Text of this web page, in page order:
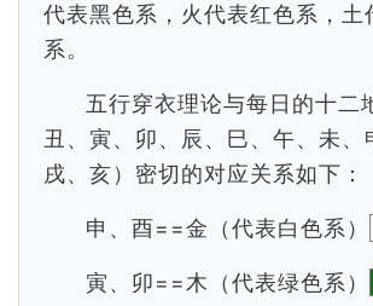
代表黑色系，火代表红色系，土
系。
五行穿衣理论与每日的十二
丑、寅、卯、辰、巳、午、未、
戌、亥）密切的对应关系如下：
申、酉==金（代表白色系）
寅、卯==木（代表绿色系）